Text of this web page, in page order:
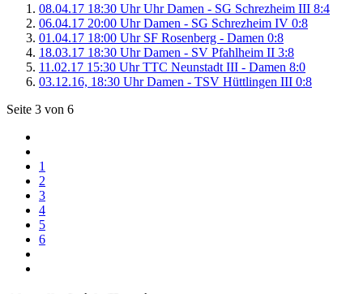
08.04.17 18:30 Uhr Uhr Damen - SG Schrezheim III 8:4
06.04.17 20:00 Uhr Damen - SG Schrezheim IV 0:8
01.04.17 18:00 Uhr SF Rosenberg - Damen 0:8
18.03.17 18:30 Uhr Damen - SV Pfahlheim II 3:8
11.02.17 15:30 Uhr TTC Neunstadt III - Damen 8:0
03.12.16, 18:30 Uhr Damen - TSV Hüttlingen III 0:8
Seite 3 von 6
1
2
3
4
5
6